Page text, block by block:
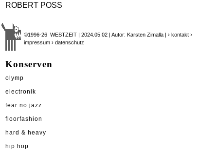
ROBERT POSS
©1996-26 WESTZEIT | 2024.05.02 | Autor: Karsten Zimalla |› kontakt ›
impressum › datenschutz
Konserven
olymp
electronik
fear no jazz
floorfashion
hard & heavy
hip hop